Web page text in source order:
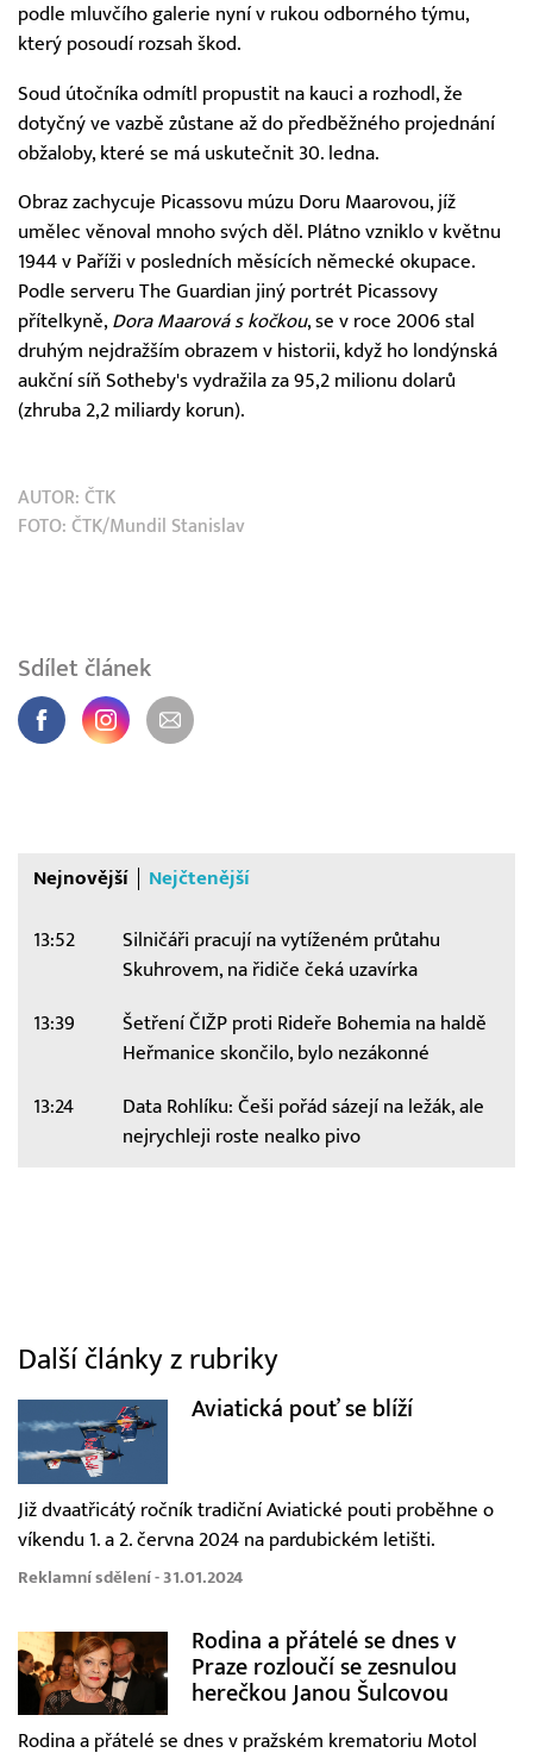
podle mluvčího galerie nyní v rukou odborného týmu,
který posoudí rozsah škod.
Soud útočníka odmítl propustit na kauci a rozhodl, že
dotyčný ve vazbě zůstane až do předběžného projednání
obžaloby, které se má uskutečnit 30. ledna.
Obraz zachycuje Picassovu múzu Doru Maarovou, jíž
umělec věnoval mnoho svých děl. Plátno vzniklo v květnu
1944 v Paříži v posledních měsících německé okupace.
Podle serveru The Guardian jiný portrét Picassovy
přítelkyně, Dora Maarová s kočkou, se v roce 2006 stal
druhým nejdražším obrazem v historii, když ho londýnská
aukční síň Sotheby's vydražila za 95,2 milionu dolarů
(zhruba 2,2 miliardy korun).
AUTOR: ČTK
FOTO: ČTK/Mundil Stanislav
Sdílet článek
Nejnovější Nejčtenější
13:52
Silničáři pracují na vytíženém průtahu
Skuhrovem, na řidiče čeká uzavírka
13:39
Šetření ČIŽP proti Rideře Bohemia na haldě
Heřmanice skončilo, bylo nezákonné
13:24
Data Rohlíku: Češi pořád sázejí na ležák, ale
nejrychleji roste nealko pivo
Další články z rubriky
Aviatická pouť se blíží
Již dvaatřicátý ročník tradiční Aviatické pouti proběhne o
víkendu 1. a 2. června 2024 na pardubickém letišti.
Reklamní sdělení - 31.01.2024
Rodina a přátelé se dnes v
Praze rozloučí se zesnulou
herečkou Janou Šulcovou
Rodina a přátelé se dnes v pražském krematoriu Motol